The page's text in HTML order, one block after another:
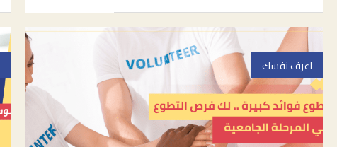
اعرف نفسك